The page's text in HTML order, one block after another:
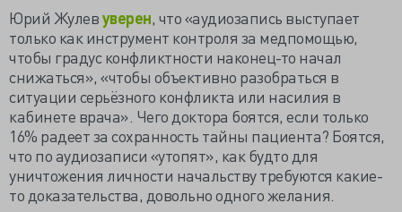
Юрий Жулевуверен, что «аудиозапись выступает
только как инструмент контроля за медпомощью,
чтобы градус конфликтности наконец-то начал
снижаться», «чтобы объективно разобраться в
ситуации серьёзного конфликта или насилия в
кабинете врача». Чего доктора боятся, если только
16% радеет за сохранность тайны пациента? Боятся,
что по аудиозаписи «утопят», как будто для
уничтожения личности начальству требуются какие-
то доказательства, довольно одного желания.